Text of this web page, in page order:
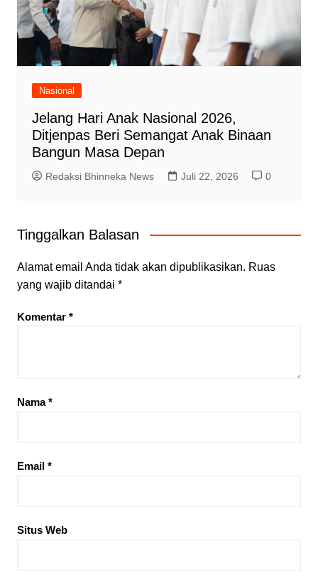
Nasional
Jelang Hari Anak Nasional 2026,
Ditjenpas Beri Semangat Anak Binaan
Bangun Masa Depan
Redaksi Bhinneka News Juli 22, 2026 0
Tinggalkan Balasan
Alamat email Anda tidak akan dipublikasikan. Ruas
yang wajib ditandai *
Komentar *
Nama*
Email *
Situs Web